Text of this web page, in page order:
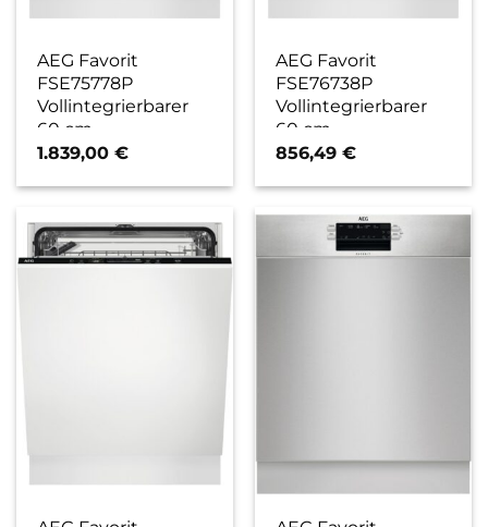
AEG Favorit
FSE75778P
Vollintegrierbarer
60 cm
Geschirrspüler / B
1.839,00€
AEG Favorit
FSE76738P
Vollintegrierbarer
60 cm
Geschirrspüler / A
856,49€